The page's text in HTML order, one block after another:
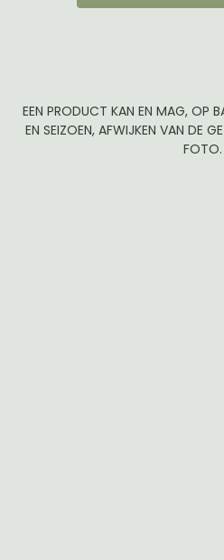
EEN PRODUCT KAN EN MAG, OP
EN SEIZOEN, AFWIJKEN VAN DE
FOTO.